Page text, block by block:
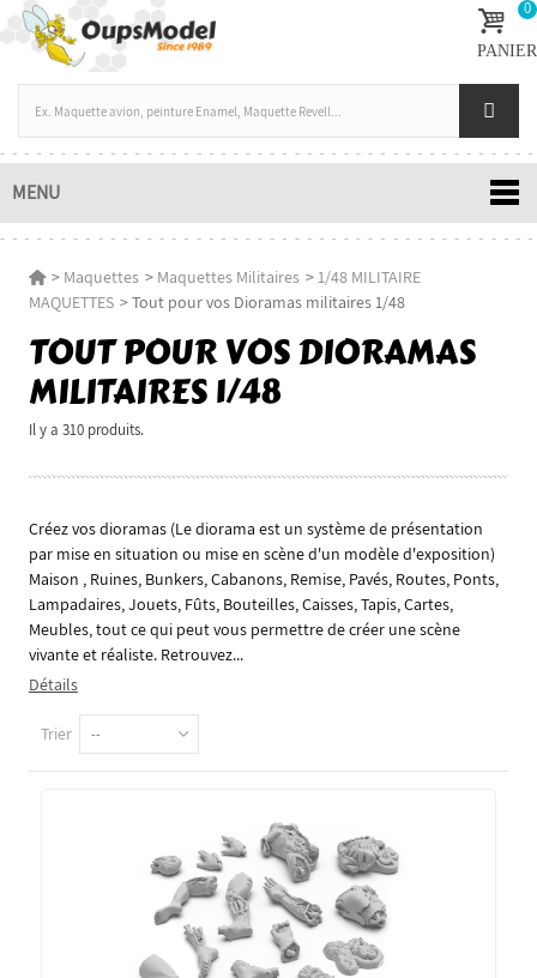
0
PANIER
MENU
> Maquettes > Maquettes Militaires >1/48 MILITAIRE
MAQUETTES >Tout pour vos Dioramas militaires 1/48
TOUT POUR VOS DIORAMAS
MILITAIRES 1/48
Il y a 310 produits.
Créez vos dioramas (Le diorama est un système de présentation
par mise en situation ou mise en scène d'un modèle d'exposition)
Maison , Ruines, Bunkers, Cabanons, Remise, Pavés, Routes, Ponts,
Lampadaires, Jouets, Fûts, Bouteilles, Caisses, Tapis, Cartes,
Meubles, tout ce qui peut vous permettre de créer une scène
vivante et réaliste. Retrouvez...
Détails
Trier --